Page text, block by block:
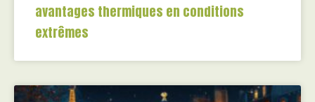
avantages thermiques en conditions
extrêmes